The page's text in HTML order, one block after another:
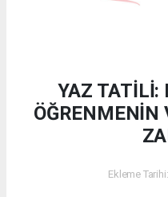
YAZ TATİLİ:
ÖĞRENMENİN
Ekleme